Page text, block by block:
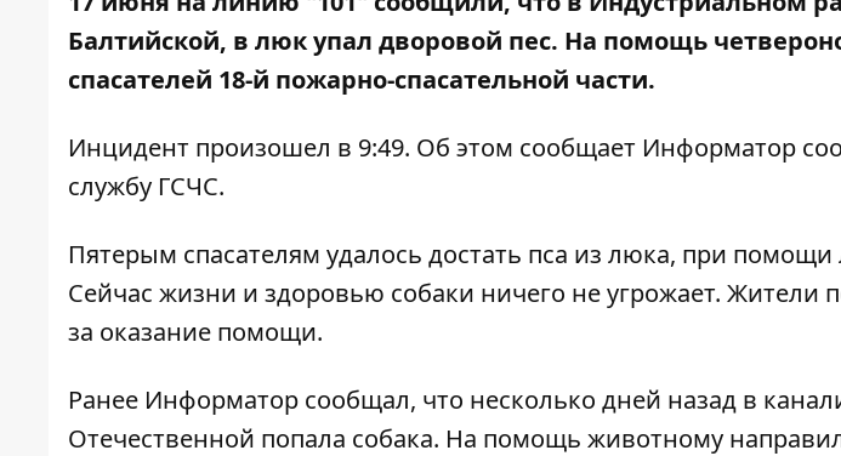
Балтийской, в люк упал дворовой пес. На помощь
спасателей 18-й пожарно-спасательной части.
Инцидент произошел в 9:49. Об этом сообщает Информатор
службу ГСЧС.
Пятерым спасателям удалось достать пса из люка, при
Сейчас жизни и здоровью собаки ничего не угрожает. Жители
за оказание помощи.
Ранее Информатор сообщал, что несколько дней назад в
Отечественной попала собака. На помощь животному